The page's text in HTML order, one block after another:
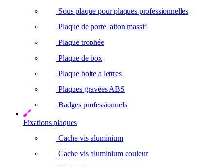
Sous plaque pour plaques professionnelles
Plaque de porte laiton massif
Plaque trophée
Plaque de box
Plaque boite a lettres
Plaques gravées ABS
Badges professionnels
Fixations plaques
Cache vis aluminium
Cache vis aluminium couleur